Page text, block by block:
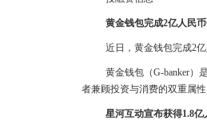
黄金钱包完成2亿人民
近日，黄金钱包完成2
黄金钱包（G-banker）
者兼顾投资与消费的双重属
星河互动宣布获得1.8